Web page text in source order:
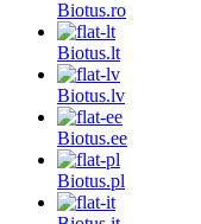
Biotus.ro
Biotus.lt
Biotus.lv
Biotus.ee
Biotus.pl